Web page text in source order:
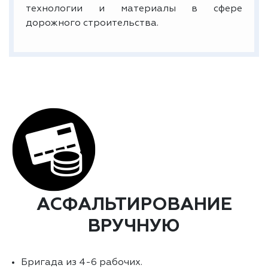
технологии и материалы в сфере
дорожного строительства.
АСФАЛЬТИРОВАНИЕ
ВРУЧНУЮ
Бригада из 4-6 рабочих.